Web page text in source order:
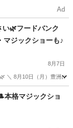
Ad
🌿フードバンク
マジックショーも♪
8月7日
＼ 8月10日（月）豊洲
ンク
本格マジックショ